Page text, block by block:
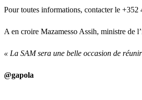
Pour toutes informations, contacter le +352
A en croire Mazamesso Assih, ministre de
« La SAM sera une belle occasion de
@gapola